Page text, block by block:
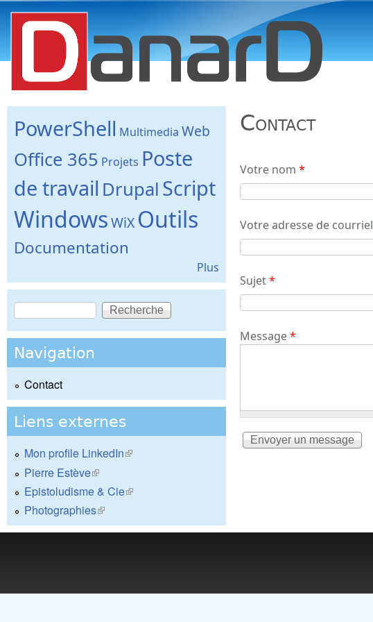
danard.net
Contact
Votre nom *
Votre adresse de courriel
Sujet*
Message*
PowerShell Multimedia Web
Office 365 Projets Poste
de travail Drupal Script
WindowsWiX Outils
Documentation
Plus
Formulaire de recherche
Recherche
Navigation
Contact
Liens externes
Mon profile LinkedIn(le lien est externe)
Pierre Estève(le lien est externe)
Epistoludisme & Cie(le lien est externe)
Photographies(le lien est externe)